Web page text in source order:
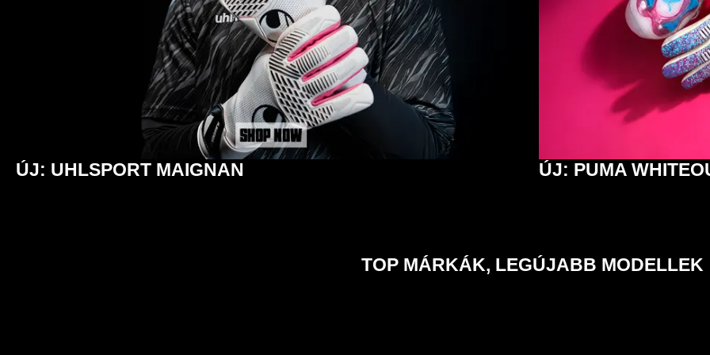
ÚJ: UHLSPORT MAIGNAN ÚJ: PUMA
TOP MÁRKÁK, LEGÚJABB MODELLEK